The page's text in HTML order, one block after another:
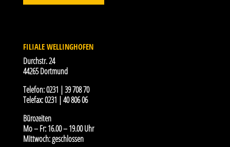
FILIALE WELLINGHOFEN
Durchstr. 24
44265 Dortmund
Telefon:0231 | 39 708 70
Telefax:0231 | 40 806 06
Bürozeiten
Mo – Fr: 16.00 – 19.00 Uhr
Mittwoch: geschlossen